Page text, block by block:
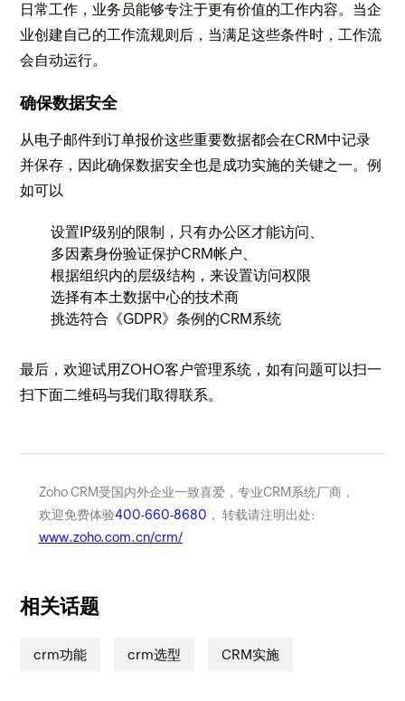
日常工作，业务员能够专注于更有价值的工作内容。当企
业创建自己的工作流规则后，当满足这些条件时，工作流
会自动运行。
确保数据安全
从电子邮件到订单报价这些重要数据都会在CRM中记录
并保存，因此确保数据安全也是成功实施的关键之一。例
如可以
设置IP级别的限制，只有办公区才能访问、
多因素身份验证保护CRM帐户、
根据组织内的层级结构，来设置访问权限
选择有本土数据中心的技术商
挑选符合《GDPR》条例的CRM系统
最后，欢迎试用ZOHO客户管理系统，如有问题可以扫一
扫下面二维码与我们取得联系。
Zoho CRM受国内外企业一致喜爱，专业CRM系统厂商，
欢迎免费体验400-660-8680 ， 转载请注明出处:
www.zoho.com.cn/crm/
相关话题
crm功能 crm选型 CRM实施